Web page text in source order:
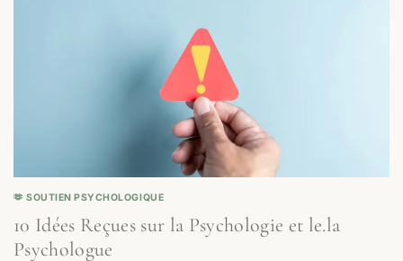
🫶 SOUTIEN PSYCHOLOGIQUE
10 Idées Reçues sur la Psychologie et le.la
Psychologue